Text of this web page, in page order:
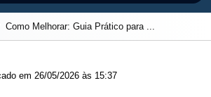
Como Melhorar: Guia Prático para ...
em 26/05/2026 às 15:37